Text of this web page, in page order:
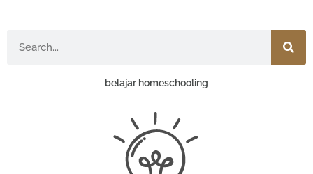
belajar homeschooling